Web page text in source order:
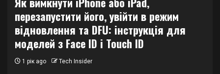
перезапустити його, увійти в режим
відновлення та DFU: інструкція для
моделей з Face ID і Touch ID
1 рік ago Tech Insider